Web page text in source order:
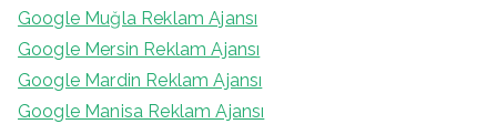
Google Muğla Reklam Ajansı
Google Mersin Reklam Ajansı
Google Mardin Reklam Ajansı
Google Manisa Reklam Ajansı